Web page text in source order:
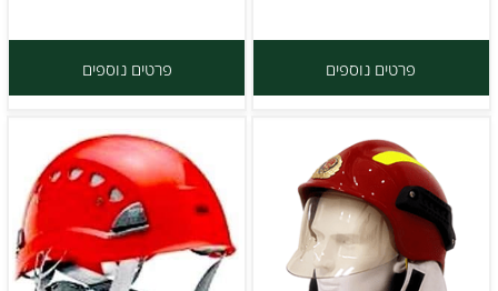
פרטים נוספים פרטים נוספים